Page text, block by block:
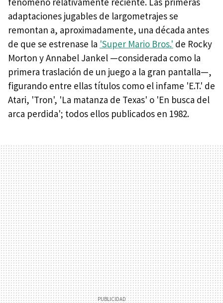
adaptaciones jugables de largometrajes se
remontan a, aproximadamente, una década antes
de que se estrenase la 'Super Mario Bros.' de Rocky
Morton y Annabel Jankel —considerada como la
primera traslación de un juego a la gran pantalla—,
figurando entre ellas títulos como el infame 'E.T.' de
Atari, 'Tron', 'La matanza de Texas' o 'En busca del
arca perdida'; todos ellos publicados en 1982.